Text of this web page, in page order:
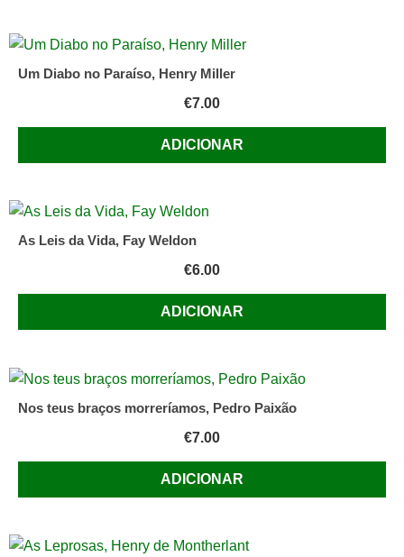
Um Diabo no Paraíso, Henry Miller
€7.00
ADICIONAR
As Leis da Vida, Fay Weldon
€6.00
ADICIONAR
Nos teus braços morreríamos, Pedro Paixão
€7.00
ADICIONAR